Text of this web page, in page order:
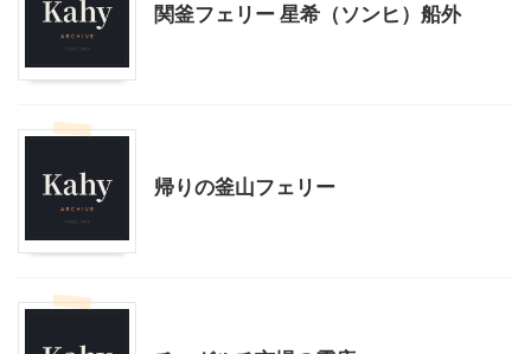
関釜フェリー 星希（ソンヒ）船外
帰りの釜山フェリー